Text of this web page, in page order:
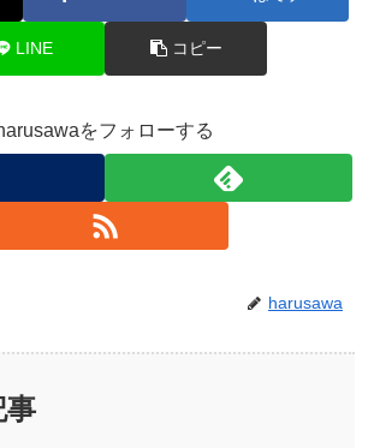
LINE コピー
をフォローする
harusawa
事